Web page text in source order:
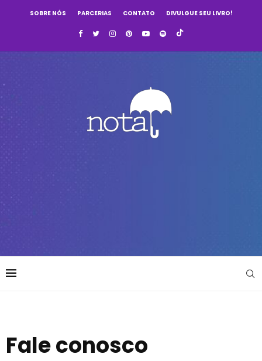
SOBRE NÓS PARCERIAS CONTATO DIVULGUE SEU LIVRO!
Fale conosco